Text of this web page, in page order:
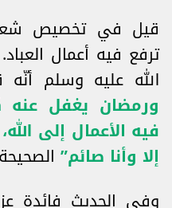
قيل في تخصيص
ترفع فيه أعمال
الله عليه وسلم أنّه
ورمضان يغفل عنه
فيه الأعمال إلى
إلا وأنا صائم” الصحيحة (4/
وفي الحديث فائدة